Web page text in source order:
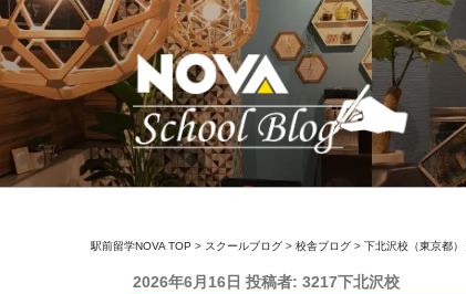
コ
ン
テ
ン
ス
駅前留学NOVA TOP > スクールブログ > 校舎ブログ > 下北沢校（東京都）
投
2026年6月16日 投稿者: 3217下北沢校